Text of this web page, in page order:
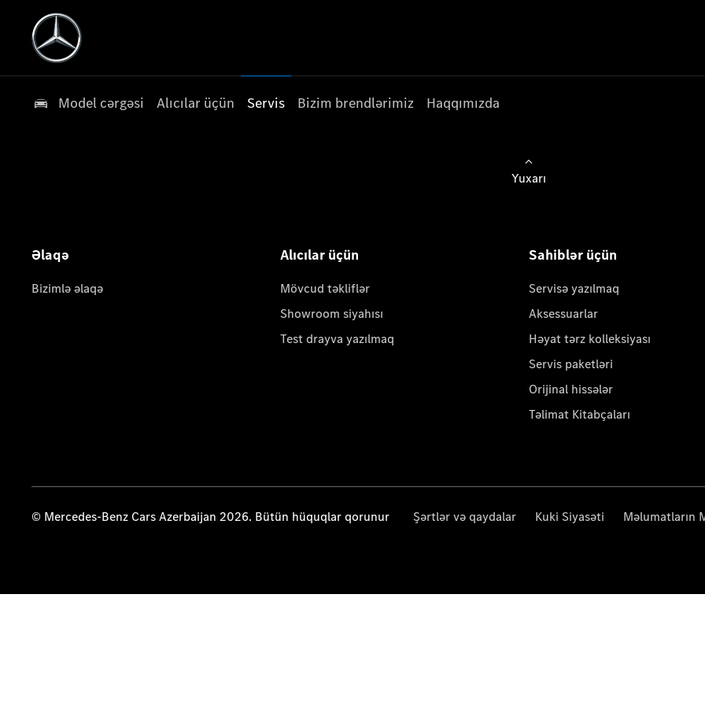
Model cərgəsi Alıcılar üçün Servis Bizim brendlərimiz Haqqımızda
Yuxarı
Əlaqə
Bizimlə əlaqə
Alıcılar üçün
Mövcud təkliflər
Showroom siyahısı
Test drayva yazılmaq
Sahiblər üçün
Servisə yazılmaq
Aksessuarlar
Həyat tərz kolleksiyası
Servis paketləri
Orijinal hissələr
Təlimat Kitabçaları
© Mercedes-Benz Cars Azerbaijan 2026. Bütün hüquqlar qorunur Şərtlər və qaydalar Kuki Siyasəti Məlumatların